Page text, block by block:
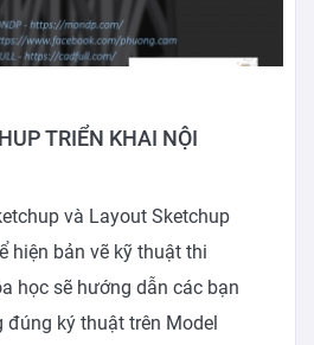
TRIỂN KHAI NỘI
và Layout Sketchup
hiện bản vẽ kỹ thuật thi
học sẽ hướng dẫn các bạn
ký thuật trên Model